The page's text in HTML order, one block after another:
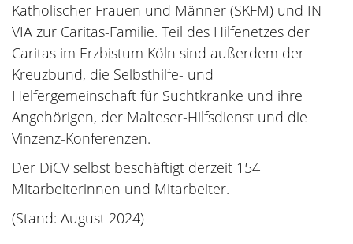
Katholischer Frauen und Männer (SKFM) und IN
VIA zur Caritas-Familie. Teil des Hilfenetzes der
Caritas im Erzbistum Köln sind außerdem der
Kreuzbund, die Selbsthilfe- und
Helfergemeinschaft für Suchtkranke und ihre
Angehörigen, der Malteser-Hilfsdienst und die
Vinzenz-Konferenzen.
Der DiCV selbst beschäftigt derzeit 154
Mitarbeiterinnen und Mitarbeiter.
(Stand: August 2024)